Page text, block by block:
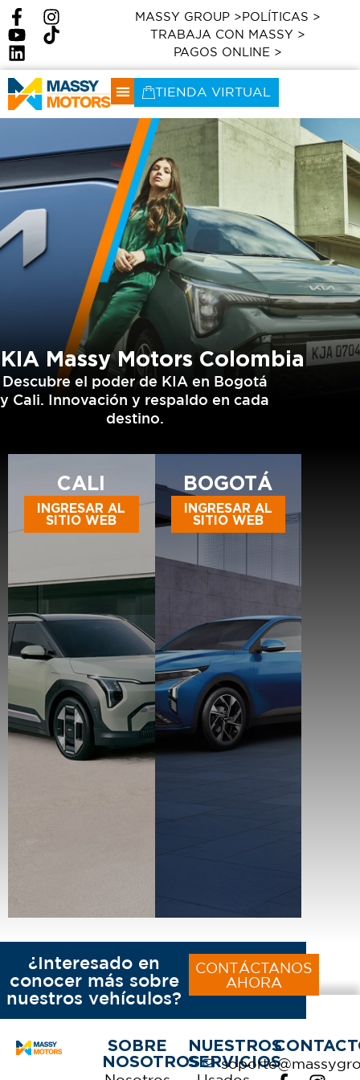
MASSY GROUP >POLÍTICAS >
TRABAJA CON MASSY >
PAGOS ONLINE >
TIENDA VIRTUAL
KIA Massy Motors Colombia
Descubre el poder de KIA en Bogotá
y Cali. Innovación y respaldo en cada
destino.
CALI
INGRESAR AL
SITIO WEB
BOGOTÁ
INGRESAR AL
SITIO WEB
¿Interesado en
conocer más sobre
nuestros vehículos?
CONTÁCTANOS
AHORA
SOBRE
NOSOTROS
NUESTROS
SERVICIOS